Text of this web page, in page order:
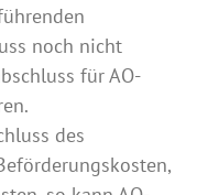
noch nicht
für AO-
des